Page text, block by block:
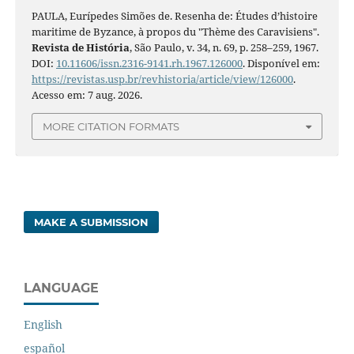
PAULA, Eurípedes Simões de. Resenha de: Études d’histoire
maritime de Byzance, à propos du "Thème des Caravisiens".
Revista de História, São Paulo, v. 34, n. 69, p. 258–259, 1967.
DOI: 10.11606/issn.2316-9141.rh.1967.126000. Disponível em:
https://revistas.usp.br/revhistoria/article/view/126000.
Acesso em: 7 aug. 2026.
MORE CITATION FORMATS
MAKE A SUBMISSION
LANGUAGE
English
español